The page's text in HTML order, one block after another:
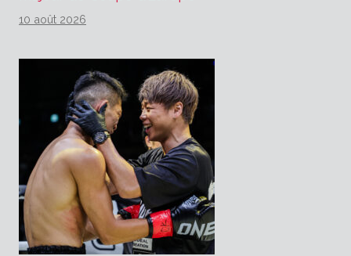
10 août 2026